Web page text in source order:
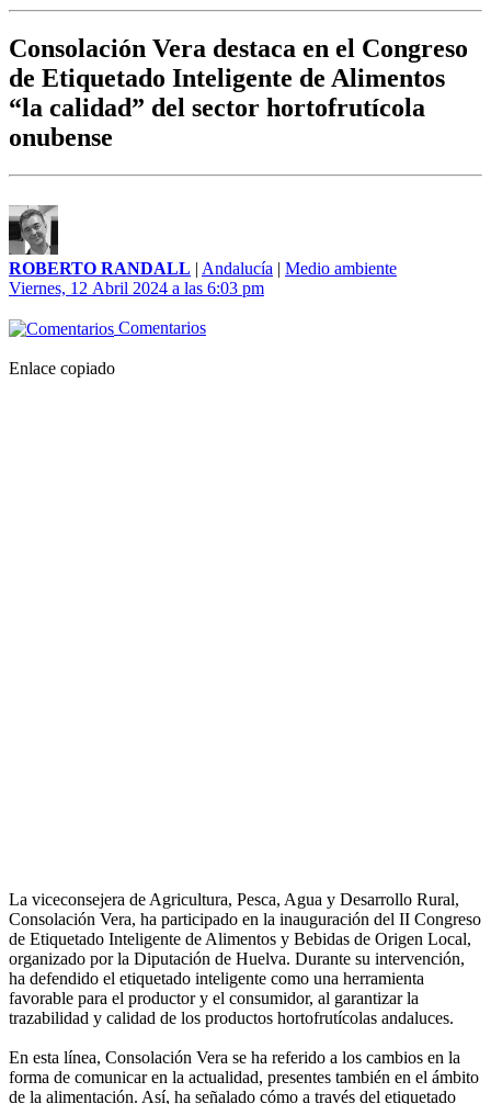
Consolación Vera destaca en el Congreso
de Etiquetado Inteligente de Alimentos
“la calidad” del sector hortofrutícola
onubense
ROBERTO RANDALL | Andalucía | Medio ambiente
Viernes, 12 Abril 2024 a las 6:03 pm
Comentarios
Enlace copiado
La viceconsejera de Agricultura, Pesca, Agua y Desarrollo Rural,
Consolación Vera, ha participado en la inauguración del II Congreso
de Etiquetado Inteligente de Alimentos y Bebidas de Origen Local,
organizado por la Diputación de Huelva. Durante su intervención,
ha defendido el etiquetado inteligente como una herramienta
favorable para el productor y el consumidor, al garantizar la
trazabilidad y calidad de los productos hortofrutícolas andaluces.
En esta línea, Consolación Vera se ha referido a los cambios en la
forma de comunicar en la actualidad, presentes también en el ámbito
de la alimentación. Así, ha señalado cómo a través del etiquetado